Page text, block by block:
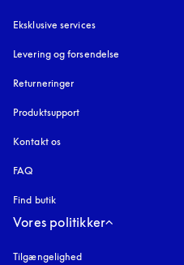
Eksklusive services
Levering og forsendelse
Returneringer
Produktsupport
Kontakt os
FAQ
Find butik
Vores politikker
Tilgængelighed